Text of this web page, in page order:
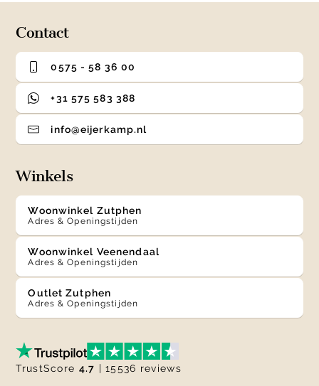
Contact
0575 - 58 36 00
+31 575 583 388
info@eijerkamp.nl
Winkels
Woonwinkel Zutphen
Adres & Openingstijden
Woonwinkel Veenendaal
Adres & Openingstijden
Outlet Zutphen
Adres & Openingstijden
TrustScore 4.7 | 15536 reviews